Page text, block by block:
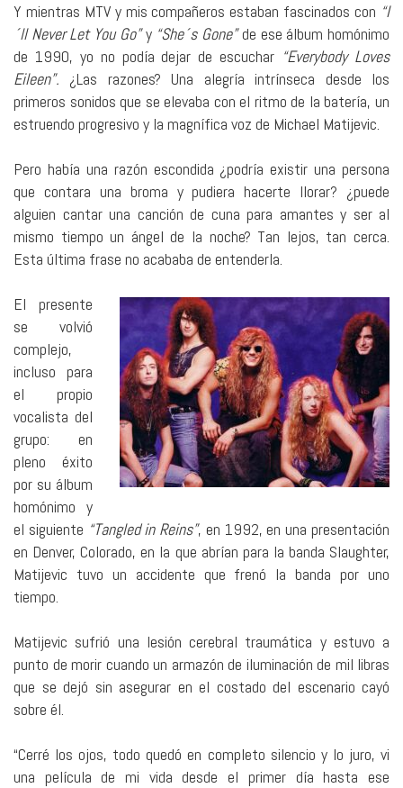
Y mientras MTV y mis compañeros estaban fascinados con “I
´ll Never Let You Go”y “She´s Gone”de ese álbum homónimo
de 1990, yo no podía dejar de escuchar “Everybody Loves
Eileen”. ¿Las razones? Una alegría intrínseca desde los
primeros sonidos que se elevaba con el ritmo de la batería, un
estruendo progresivo y la magnífica voz de Michael Matijevic.
Pero había una razón escondida ¿podría existir una persona
que contara una broma y pudiera hacerte llorar? ¿puede
alguien cantar una canción de cuna para amantes y ser al
mismo tiempo un ángel de la noche? Tan lejos, tan cerca.
Esta última frase no acababa de entenderla.
El presente
se volvió
complejo,
incluso para
el propio
vocalista del
grupo: en
pleno éxito
por su álbum
homónimo y
el siguiente “Tangled in Reins”, en 1992, en una presentación
en Denver, Colorado, en la que abrían para la banda Slaughter,
Matijevic tuvo un accidente que frenó la banda por uno
tiempo.
Matijevic sufrió una lesión cerebral traumática y estuvo a
punto de morir cuando un armazón de iluminación de mil libras
que se dejó sin asegurar en el costado del escenario cayó
sobre él.
“Cerré los ojos, todo quedó en completo silencio y lo juro, vi
una película de mi vida desde el primer día hasta ese